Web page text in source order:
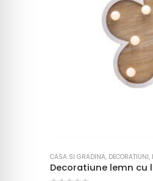
CASA SI GRADINA, DECORATIUNI,
Decoratiune lemn cu